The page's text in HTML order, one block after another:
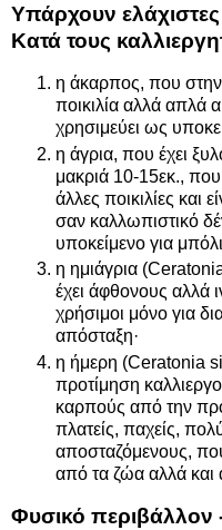
Υπάρχουν ελάχιστες
Κατά τους
η άκαρπος, που στην
ποικιλία αλλά απλά
χρησιμεύει ως
η άγρια, που έχει
μακριά 10-15εκ.,
άλλες ποικιλίες και
σαν καλλωπιστικό
υποκείμενο για
η ημιάγρια
έχει άφθονους αλλά
χρήσιμοι μόνο για
απόσταξη·
η ήμερη (Ceratonia
προτίμηση
καρπούς από την
πλατείς, παχείς,
αποσταζόμενους,
από τα ζώα αλλά
Φυσικό περιβάλλον